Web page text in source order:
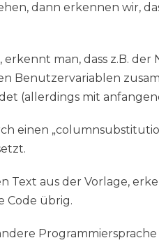
dann erkennen wir,
man, dass z.B. der
Benutzervariablen
(allerdings mit
einen
Text aus der Vorlage,
Code übrig.
Programmiersprache